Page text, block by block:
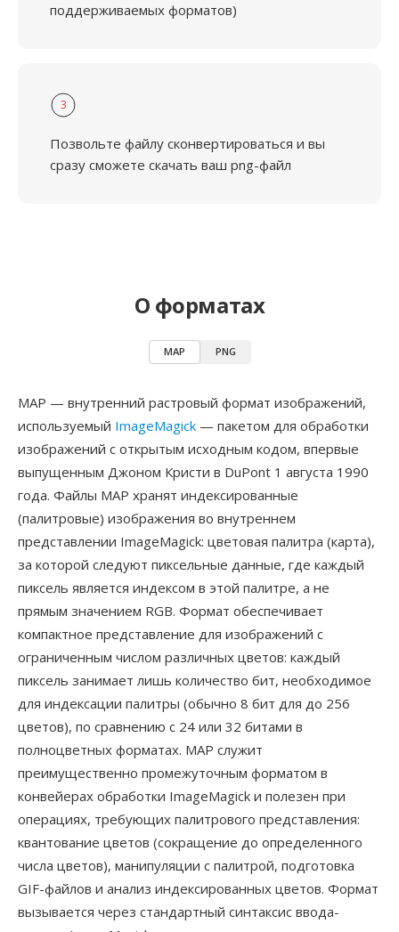
поддерживаемых форматов)
3
Позвольте файлу сконвертироваться и вы
сразу сможете скачать ваш png-файл
О форматах
MAP PNG
MAP — внутренний растровый формат изображений,
используемый ImageMagick — пакетом для обработки
изображений с открытым исходным кодом, впервые
выпущенным Джоном Кристи в DuPont 1 августа 1990
года. Файлы MAP хранят индексированные
(палитровые) изображения во внутреннем
представлении ImageMagick: цветовая палитра (карта),
за которой следуют пиксельные данные, где каждый
пиксель является индексом в этой палитре, а не
прямым значением RGB. Формат обеспечивает
компактное представление для изображений с
ограниченным числом различных цветов: каждый
пиксель занимает лишь количество бит, необходимое
для индексации палитры (обычно 8 бит для до 256
цветов), по сравнению с 24 или 32 битами в
полноцветных форматах. MAP служит
преимущественно промежуточным форматом в
конвейерах обработки ImageMagick и полезен при
операциях, требующих палитрового представления:
квантование цветов (сокращение до определенного
числа цветов), манипуляции с палитрой, подготовка
GIF-файлов и анализ индексированных цветов. Формат
вызывается через стандартный синтаксис ввода-